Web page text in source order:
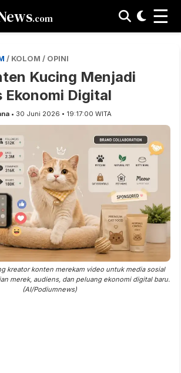
.com ☰
/ KOLOM / OPINI
Kucing Menjadi
Ekonomi Digital
• 30 Juni 2026 • 19:17:00 WITA
kreator konten merekam video untuk media sosial
merek, audiens, dan peluang ekonomi digital baru.
(AI/Podiumnews)